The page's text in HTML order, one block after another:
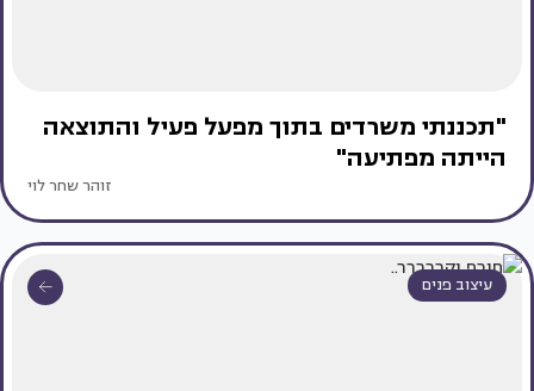
"תכננתי משרדים בתוך מפעל פעיל והתוצאה
הייתה מפתיעה"
זוהר שחר לוי
עיצוב פנים